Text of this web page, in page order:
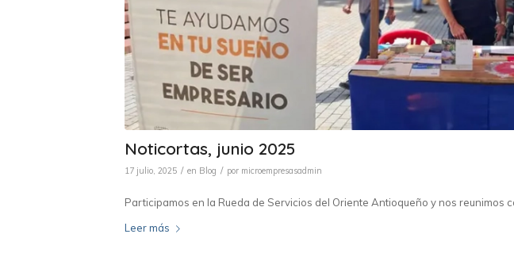
Noticortas, junio 2025
17 julio, 2025 / en Blog / por microempresasadmin
Participamos en la Rueda de Servicios del Oriente Antioqueño y nos reunimos
Leer más